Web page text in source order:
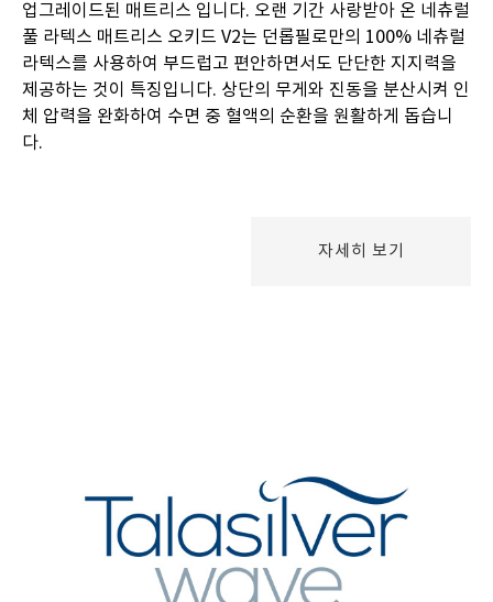
업그레이드된 매트리스 입니다. 오랜 기간 사랑받아 온 네츄럴
풀 라텍스 매트리스 오키드 V2는 던롭필로만의 100% 네츄럴
라텍스를 사용하여 부드럽고 편안하면서도 단단한 지지력을
제공하는 것이 특징입니다. 상단의 무게와 진동을 분산시켜 인
체 압력을 완화하여 수면 중 혈액의 순환을 원활하게 돕습니
다.
자세히 보기